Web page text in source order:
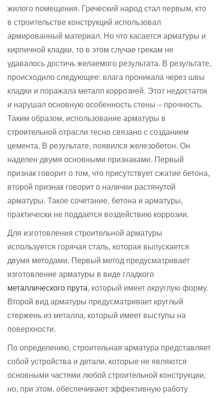
жилого помещения. Греческий народ стал первым, кто
в строительстве конструкций использовал
армированный материал. Но что касается арматуры и
кирпичной кладки, то в этом случае грекам не
удавалось достичь желаемого результата. В результате,
происходило следующее: влага проникала через швы
кладки и поражала металл коррозией. Этот недостаток
и нарушал основную особенность стены – прочность.
Таким образом, использование арматуры в
строительной отрасли тесно связано с созданием
цемента. В результате, появился железобетон. Он
наделен двумя основными признаками. Первый
признак говорит о том, что присутствует сжатие бетона,
второй признак говорит о наличии растянутой
арматуры. Такое сочетание, бетона и арматуры,
практически не поддается воздействию коррозии.
Для изготовления строительной арматуры
используется горячая сталь, которая выпускается
двумя методами. Первый метод предусматривает
изготовление арматуры в виде гладкого
металлического прута, который имеет округлую форму.
Второй вид арматуры предусматривает круглый
стержень из металла, который имеет выступы на
поверхности.
По определению, строительная арматура представляет
собой устройства и детали, которые не являются
основными частями любой строительной конструкции,
но, при этом, обеспечивают эффективную работу